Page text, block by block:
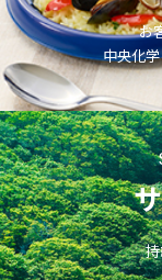
お
中央化